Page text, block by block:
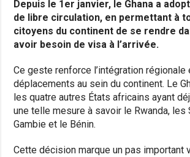
Depuis le 1er janvier, le Ghana a
de libre circulation, en permettant à
citoyens du continent de se rendre
avoir besoin de visa à l’arrivée.
Ce geste renforce l’intégration
déplacements au sein du continent. Le
les quatre autres États africains ayant
une telle mesure à savoir le Rwanda, les
Gambie et le Bénin.
Cette décision marque un pas important